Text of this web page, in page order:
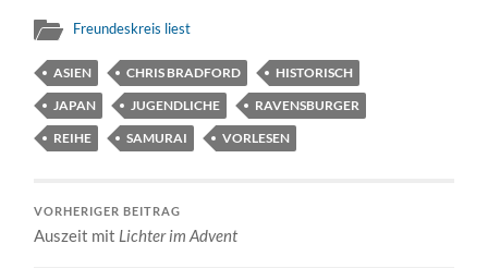
Freundeskreis liest
ASIEN CHRIS BRADFORD
HISTORISCH
JAPAN
JUGENDLICHE
RAVENSBURGER
REIHE
SAMURAI VORLESEN
VORHERIGER BEITRAG
Auszeit mit Lichter im Advent